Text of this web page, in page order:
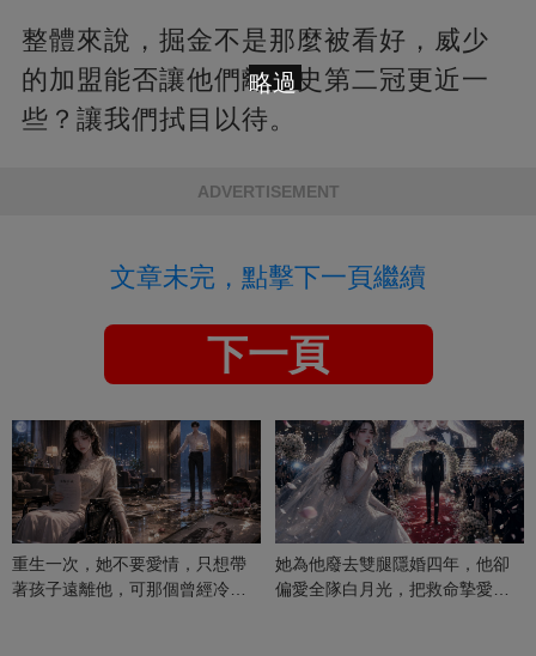
整體來說，掘金不是那麼被看好，威少
的加盟能否讓他們離隊史第二冠更近一
些？讓我們拭目以待。
ADVERTISEMENT
文章未完，點擊下一頁繼續
下一頁
重生一次，她不要愛情，只想帶
著孩子遠離他，可那個曾經冷漠
她為他廢去雙腿隱婚四年，他卻
偏愛全隊白月光，把救命摯愛當
略過